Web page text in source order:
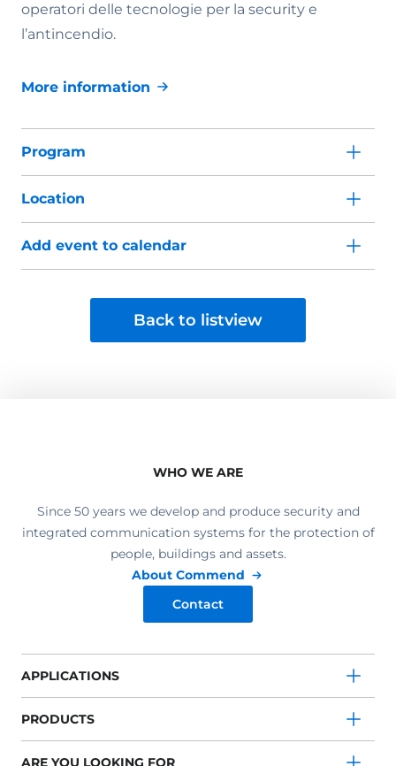
operatori delle tecnologie per la security e
l’antincendio.
More information
Program
Location
Add event to calendar
Back to listview
WHO WE ARE
Since 50 years we develop and produce security and
integrated communication systems for the protection of
people, buildings and assets.
About Commend
Contact
APPLICATIONS
PRODUCTS
ARE YOU LOOKING FOR